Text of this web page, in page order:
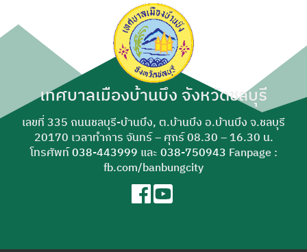
ค้นหา
เทศบาลเมืองบ้านบึง จังหวัดชลบุรี
เลขที่ 335 ถนนชลบุรี-บ้านบึง, ต.บ้านบึง อ.บ้านบึง จ.ชลบุรี
20170 เวลาทำการ จันทร์ – ศุกร์ 08.30 – 16.30 น.
โทรศัพท์038-443999 และ 038-750943 Fanpage :
fb.com/banbungcity